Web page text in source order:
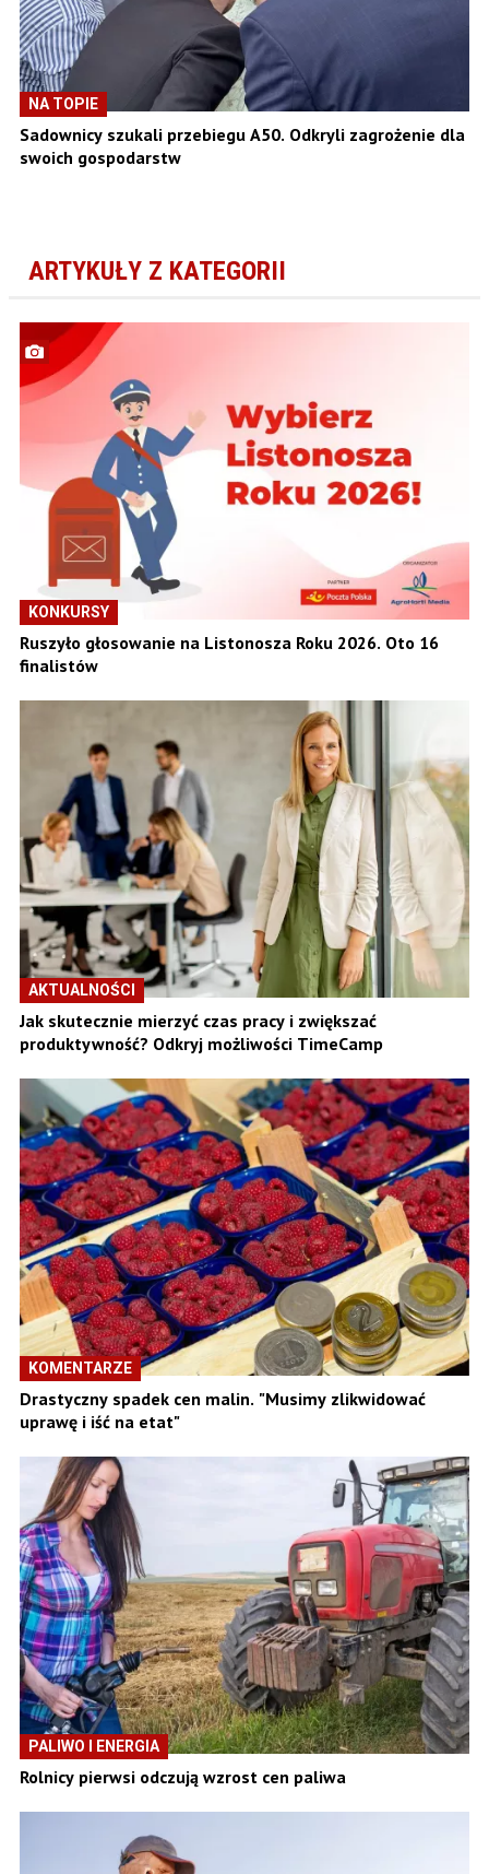
NA TOPIE
Sadownicy szukali przebiegu A50. Odkryli zagrożenie dla
swoich gospodarstw
ARTYKUŁY Z KATEGORII
KONKURSY
Ruszyło głosowanie na Listonosza Roku 2026. Oto 16
finalistów
AKTUALNOŚCI
Jak skutecznie mierzyć czas pracy i zwiększać
produktywność? Odkryj możliwości TimeCamp
KOMENTARZE
Drastyczny spadek cen malin. "Musimy zlikwidować
uprawę i iść na etat"
PALIWO I ENERGIA
Rolnicy pierwsi odczują wzrost cen paliwa